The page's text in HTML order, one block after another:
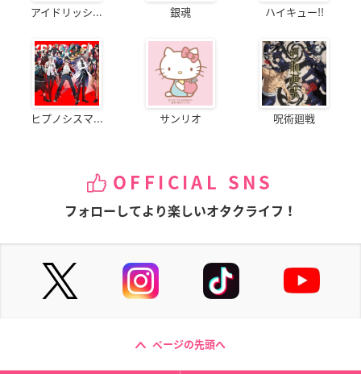
アイドリッシ... 銀魂 ハイキュー!!
ヒプノシスマ... サンリオ 呪術廻戦
OFFICIAL SNS
フォローしてより楽しいオタクライフ！
ページの先頭へ